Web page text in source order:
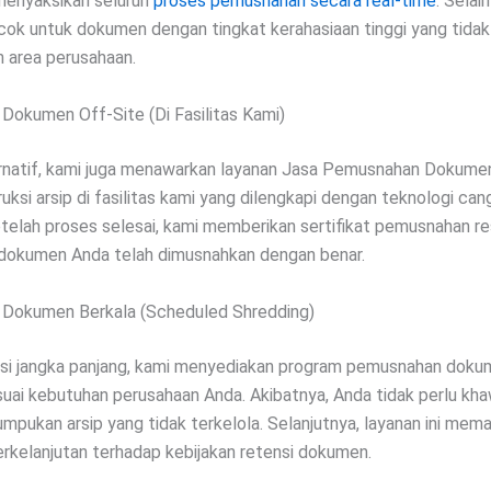
untuk dokumen dengan tingkat kerahasiaan tinggi yang
area perusahaan.
Off-Site (Di Fasilitas Kami)
kami juga menawarkan layanan Jasa Pemusnahan
arsip di fasilitas kami yang dilengkapi dengan teknologi
proses selesai, kami memberikan sertifikat pemusnahan
Anda telah dimusnahkan dengan benar.
Berkala (Scheduled Shredding)
jangka panjang, kami menyediakan program pemusnahan
kebutuhan perusahaan Anda. Akibatnya, Anda tidak perlu
arsip yang tidak terkelola. Selanjutnya, layanan ini
terhadap kebijakan retensi dokumen.